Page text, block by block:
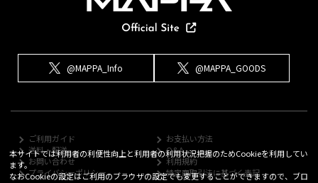
@MAPPA_Info @MAPPA_GOODS
ご利用ガイド
お支払い方法
送料・配送
Q&A
お問い合わせ
利用規約
プライバシーポリシー
特定商取引法に基づく表記
本サイトでは利用者の利便性向上と利用者の利用状況把握のためCookieを利用してい
ます。
なおCookieの設定はご利用のブラウザの設定でも変更することができますので、ブロ